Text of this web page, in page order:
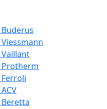
Protherm